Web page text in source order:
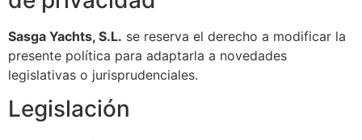
Sasga Yachts, S.L. se reserva el derecho a modificar la
presente política para adaptarla a novedades
legislativas o jurisprudenciales.
Legislación